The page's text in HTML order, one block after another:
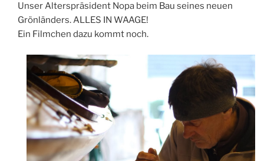
Unser Alterspräsident Nopa beim Bau seines neuen
Grönländers. ALLES IN WAAGE!
Ein Filmchen dazu kommt noch.